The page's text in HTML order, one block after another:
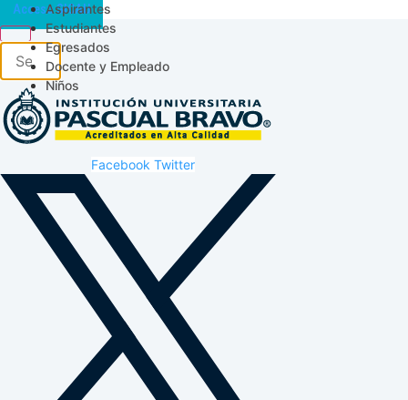
Aspirantes
Estudiantes
Egresados
Docente y Empleado
Niños
Acceso SICAU
Facebook Twitter